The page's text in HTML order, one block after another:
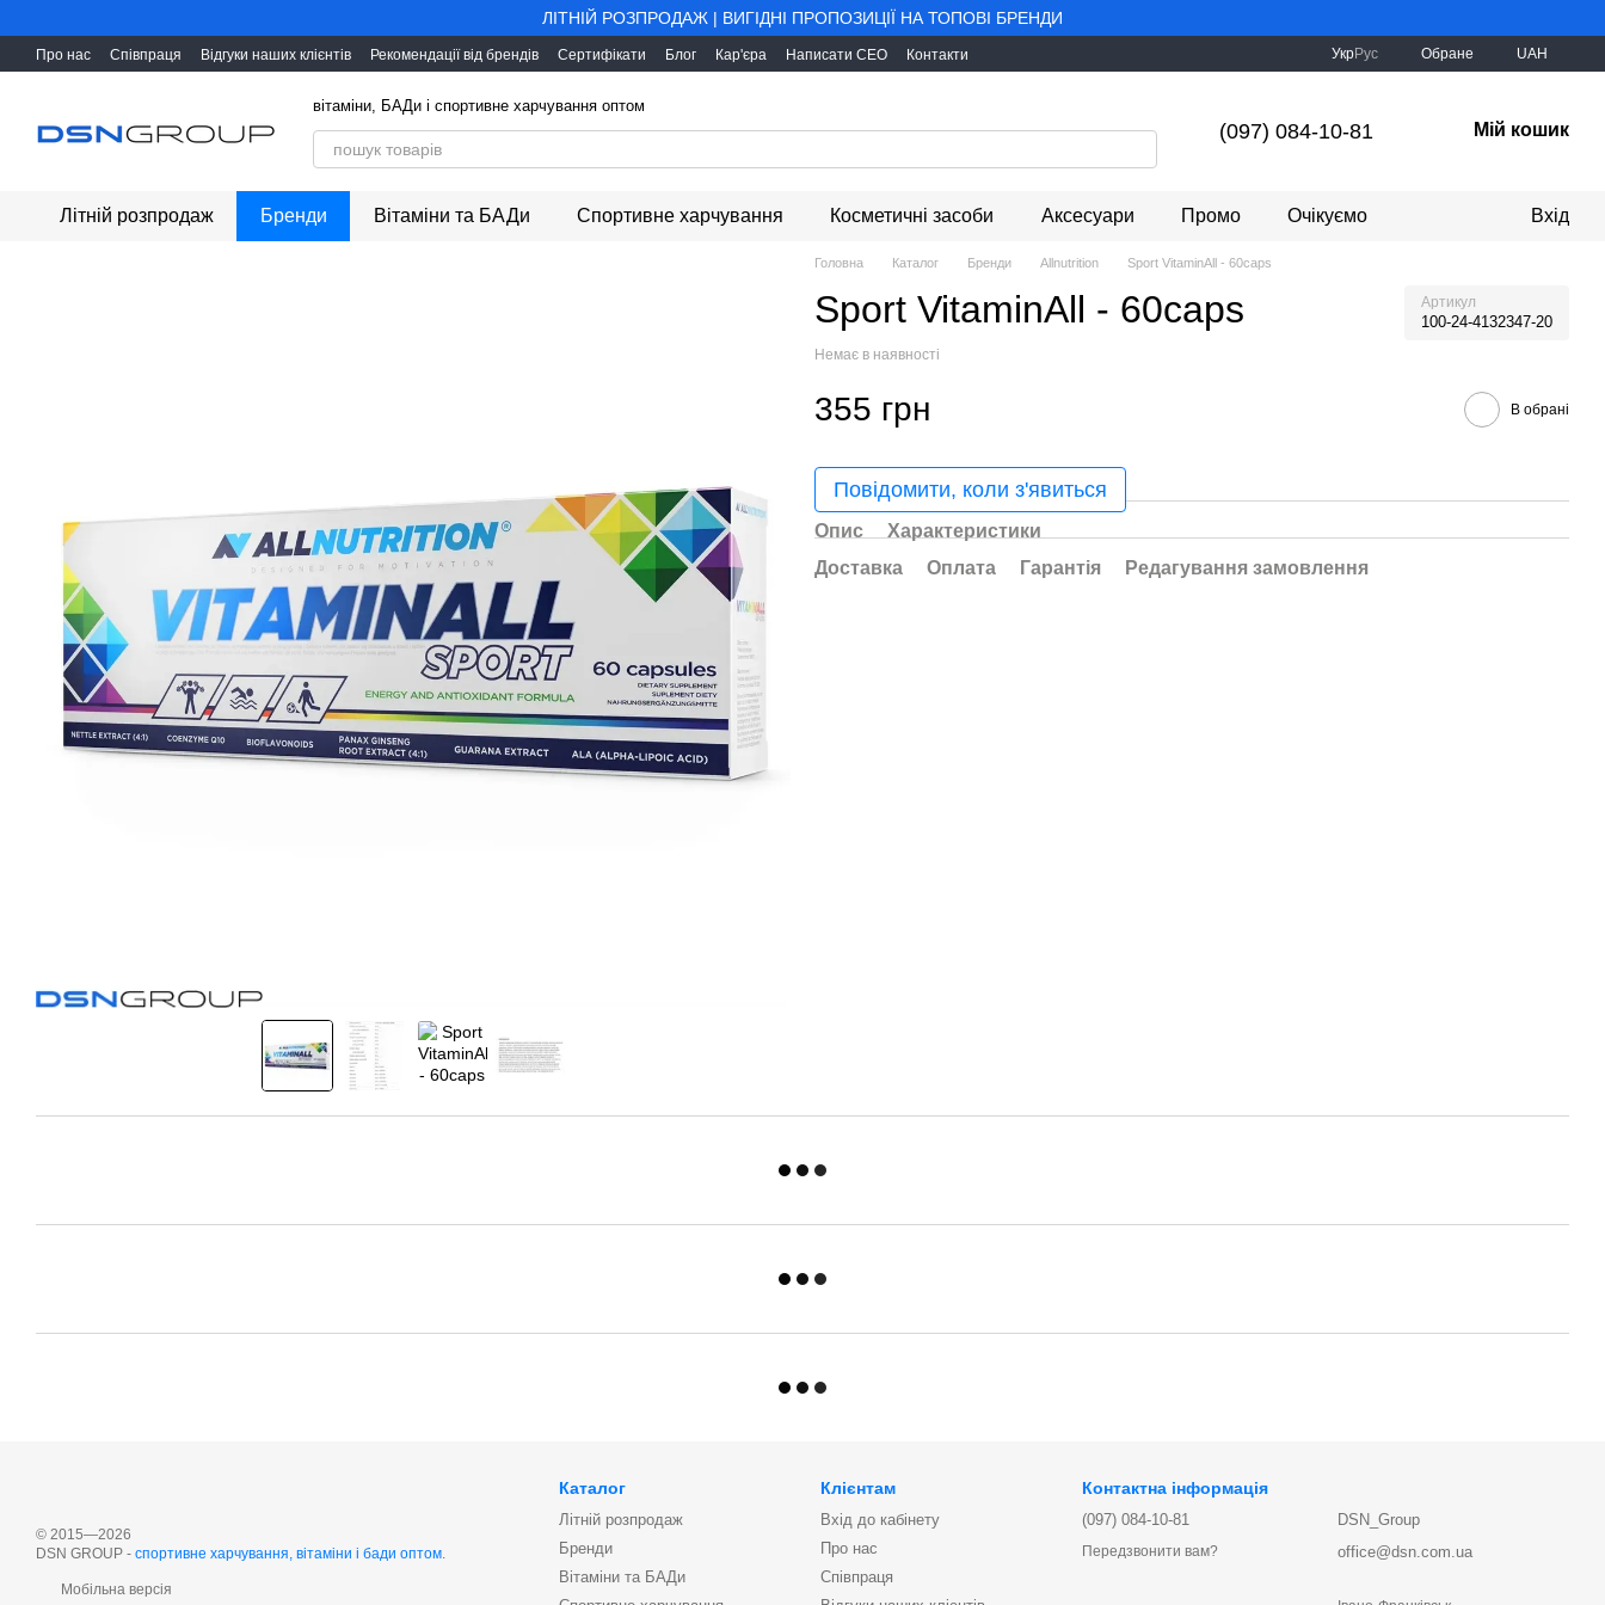
ЛІТНІЙ РОЗПРОДАЖ | ВИГІДНІ ПРОПОЗИЦІЇ НА ТОПОВІ БРЕНДИ
Про нас Співпраця Відгуки наших клієнтів Рекомендації від брендів Сертифікати Блог Кар'єра Написати CEO Контакти УкрРус Обране UAH
вітаміни, БАДи і cпортивне харчування оптом
(097) 084-10-81 Мій кошик
Літній розпродаж Бренди Вітаміни та БАДи Спортивне харчування Косметичні засоби Аксесуари Промо Очікуємо Вхід
Головна Каталог Бренди Allnutrition Sport VitaminAll - 60caps
Sport VitaminAll - 60caps Артикул
100-24-4132347-20
Немає в наявності
355 грн В обрані
Повідомити, коли з'явиться
Опис
Характеристики
Доставка
Оплата Гарантія Редагування замовлення
© 2015—2026
DSN GROUP - cпортивне харчування, вітаміни і бади оптом.
Мобільна версія
Каталог
Літній розпродаж
Бренди
Вітаміни та БАДи
Клієнтам
Вхід до кабінету
Про нас
Співпраця
Контактна інформація
(097) 084-10-81
Передзвонити вам?
DSN_Group
office@dsn.com.ua